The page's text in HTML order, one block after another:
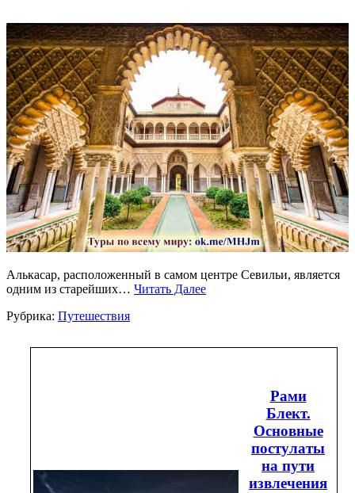
Алькасар, расположенный в самом центре Севильи, является
одним из старейших… Читать Далее
Рубрика: Путешествия
Рами
Блект.
Основные
постулаты
на пути
извлечения